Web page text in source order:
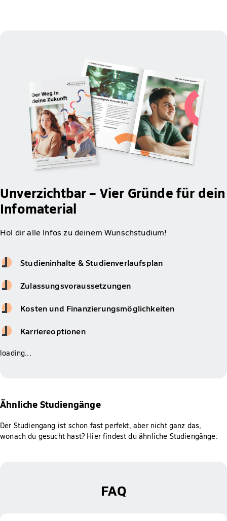
Unverzichtbar – Vier Gründe für dein
Infomaterial
Hol dir alle Infos zu deinem Wunschstudium!
Studieninhalte & Studienverlaufsplan
Zulassungsvoraussetzungen
Kosten und Finanzierungsmöglichkeiten
Karriereoptionen
loading...
Ähnliche Studiengänge
Der Studiengang ist schon fast perfekt, aber nicht ganz das,
wonach du gesucht hast? Hier findest du ähnliche Studiengänge:
FAQ